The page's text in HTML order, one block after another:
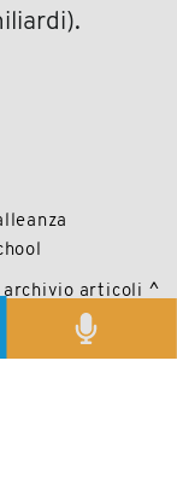
archivio articoli